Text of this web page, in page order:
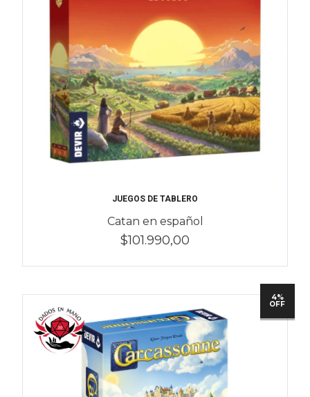
JUEGOS DE TABLERO
Catan en español
$101.990,00
4%
OFF